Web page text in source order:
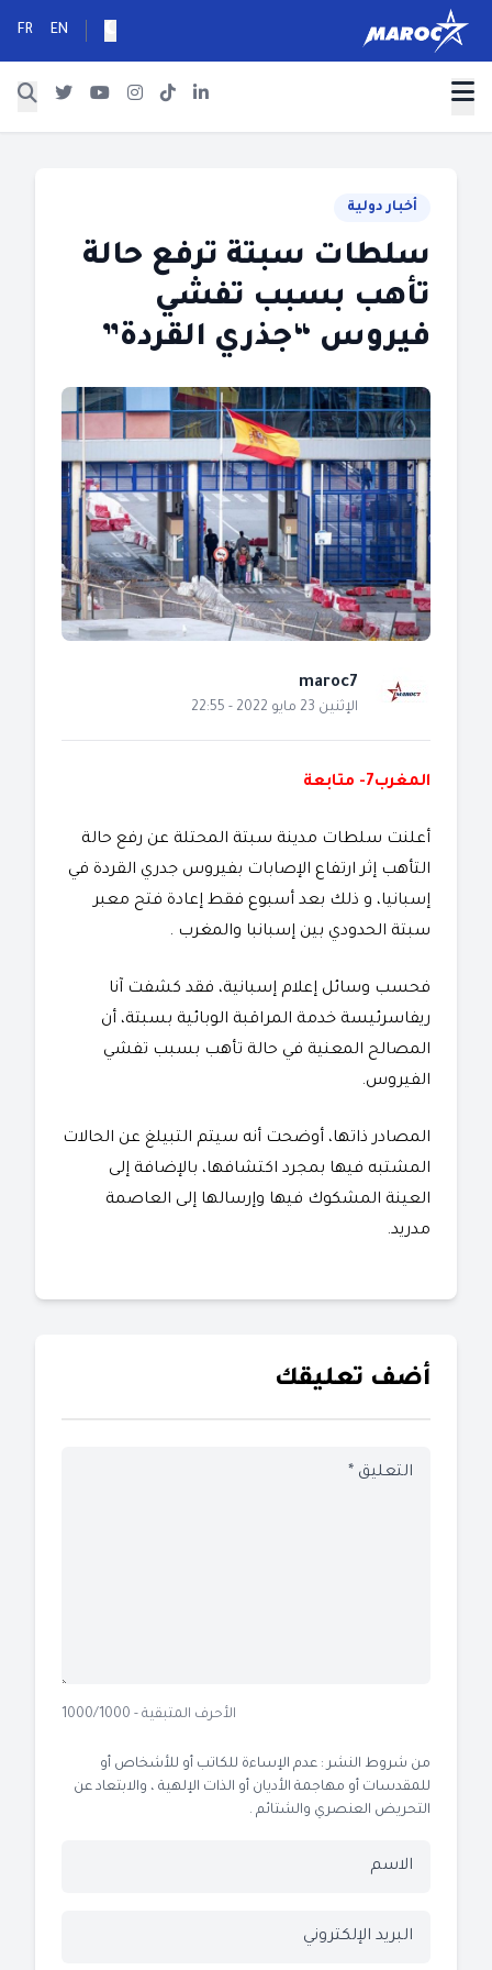
EN
FR
أخبار دولية
سلطات سبتة ترفع حالة
تأهب بسبب تفشي
فيروس “جذري القردة”
maroc7
الإثنين 23 مايو 2022 - 22:55
المغرب7- متابعة
أعلنت سلطات مدينة سبتة المحتلة عن رفع حالة
التأهب إثر ارتفاع الإصابات بفيروس جدري القردة في
إسبانيا، و ذلك بعد أسبوع فقط إعادة فتح معبر
سبتة الحدودي بين إسبانبا والمغرب .
فحسب وسائل إعلام إسبانية، فقد كشفت آنا
ريفاسرئيسة خدمة المراقبة الوبائية بسبتة، أن
المصالح المعنية في حالة تأهب بسبب تفشي
الفيروس.
المصادر ذاتها، أوضحت أنه سيتم التبيلغ عن الحالات
المشتبه فيها بمجرد اكتشافها، بالإضافة إلى
العينة المشكوك فيها وإرسالها إلى العاصمة
مدريد.
أضف تعليقك
الأحرف المتبقية - 1000/1000
من شروط النشر : عدم الإساءة للكاتب أو للأشخاص أو
للمقدسات أو مهاجمة الأديان أو الذات الإلهية ، والابتعاد عن
التحريض العنصري والشتائم .